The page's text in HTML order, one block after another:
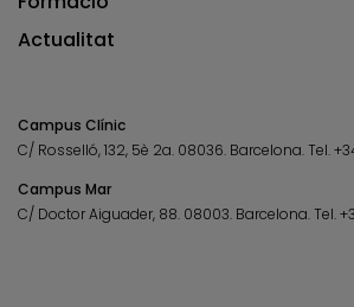
Actualitat
Campus Clínic
C/ Rosselló, 132, 5è 2a. 08036. Barcelona.Tel.
Campus Mar
C/ Doctor Aiguader, 88. 08003. Barcelona.Tel.